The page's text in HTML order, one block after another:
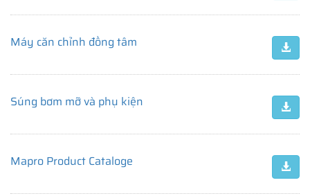
Máy căn chỉnh đồng tâm
Súng bơm mỡ và phụ kiện
Mapro Product Cataloge